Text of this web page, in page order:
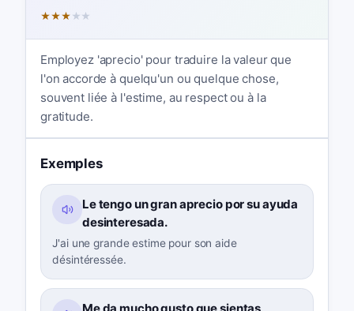
★★★ ★ ★
Employez 'aprecio' pour traduire la valeur que
l'on accorde à quelqu'un ou quelque chose,
souvent liée à l'estime, au respect ou à la
gratitude.
Exemples
Le tengo un gran aprecio por su ayuda
desinteresada.
J'ai une grande estime pour son aide
désintéressée.